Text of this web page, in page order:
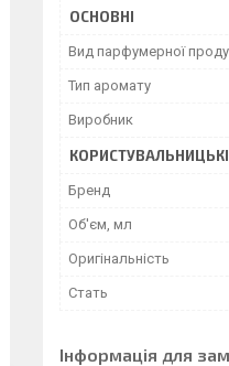
ОСНОВНІ
Вид парфумерної
Тип аромату
Виробник
Бренд
Об'єм, мл
Оригінальність
Стать
Інформація для